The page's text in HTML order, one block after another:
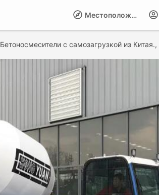
Местоположение
Бетоносмесители с самозагрузкой из Китая.,